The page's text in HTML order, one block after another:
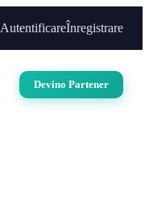
AutentificareÎnregistrare
Devino Partener